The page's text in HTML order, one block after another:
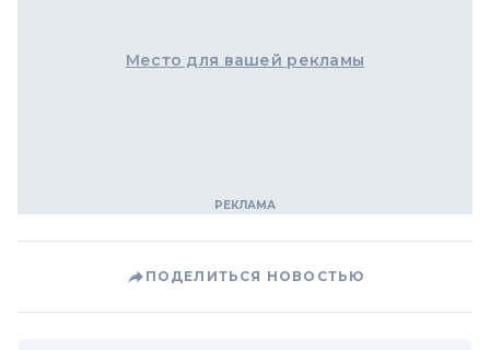
Место для вашей рекламы
ПОДЕЛИТЬСЯ НОВОСТЬЮ